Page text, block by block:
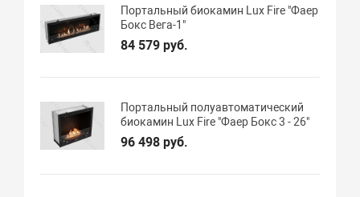
Портальный биокамин Lux Fire "Фаер
Бокс Вега-1"
84 579 руб.
Портальный полуавтоматический
биокамин Lux Fire "Фаер Бокс 3 - 26"
96 498 руб.